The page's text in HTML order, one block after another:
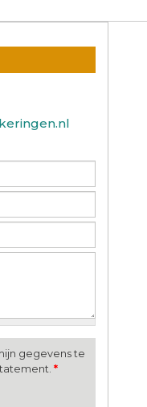
gegevens te
*